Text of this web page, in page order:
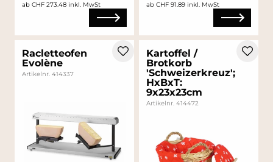
ab CHF 273.48 inkl. MwSt ab CHF 91.89 inkl. MwSt
Racletteofen
Evolène
Artikelnr. 414337
Kartoffel /
Brotkorb
'Schweizerkreuz';
HxBxT:
9x23x23cm
Artikelnr. 414472